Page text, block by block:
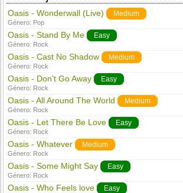
Oasis - Wonderwall (Live) Medium
Género: Pop
Oasis - Stand By Me Easy
Género: Rock
Oasis - Cast No Shadow Medium
Género: Rock
Oasis - Don't Go Away Easy
Género: Rock
Oasis - All Around The World Medium
Género: Rock
Oasis - Let There Be Love Easy
Género: Rock
Oasis - Whatever Medium
Género: Rock
Oasis - Some Might Say Easy
Género: Rock
Oasis - Who Feels love Easy